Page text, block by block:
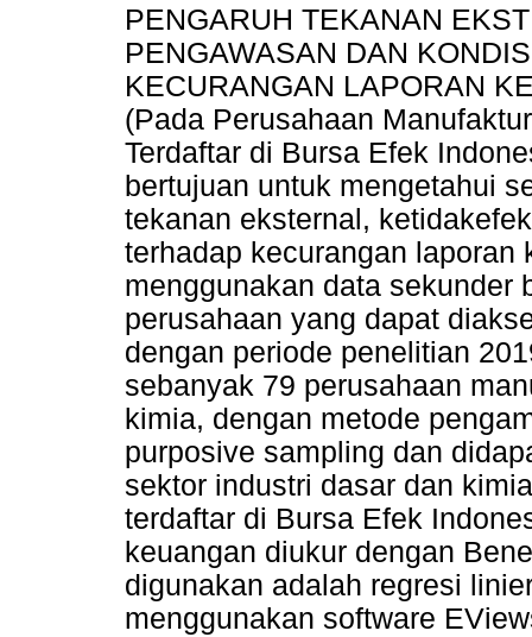
PENGARUH TEKANAN
PENGAWASAN DAN
KECURANGAN LAPORAN
(Pada Perusahaan
Terdaftar di Bursa Efek
bertujuan untuk mengetahui
tekanan eksternal,
terhadap kecurangan laporan
menggunakan data sekunder
perusahaan yang dapat
dengan periode penelitian
sebanyak 79 perusahaan
kimia, dengan metode
purposive sampling dan
sektor industri dasar dan
terdaftar di Bursa Efek
keuangan diukur dengan
digunakan adalah regresi
menggunakan software